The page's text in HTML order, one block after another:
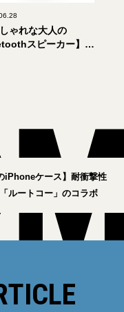
しゃれな大人の
スピーカー】バ
iPhoneケース】耐衝撃性
ルートコー」のコラボ